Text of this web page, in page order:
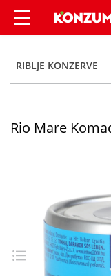
Rio
RIBLJE KONZERVE
Rio Mare